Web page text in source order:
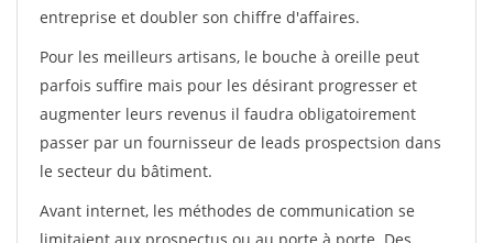
entreprise et doubler son chiffre d'affaires.
Pour les meilleurs artisans, le bouche à oreille peut
parfois suffire mais pour les désirant progresser et
augmenter leurs revenus il faudra obligatoirement
passer par un fournisseur de leads prospectsion dans
le secteur du bâtiment.
Avant internet, les méthodes de communication se